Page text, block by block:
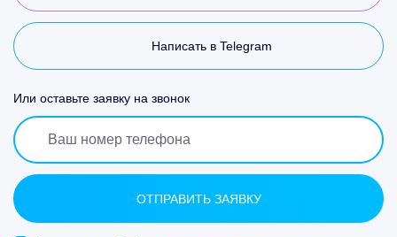
Написать в Telegram
Или оставьте заявку на звонок